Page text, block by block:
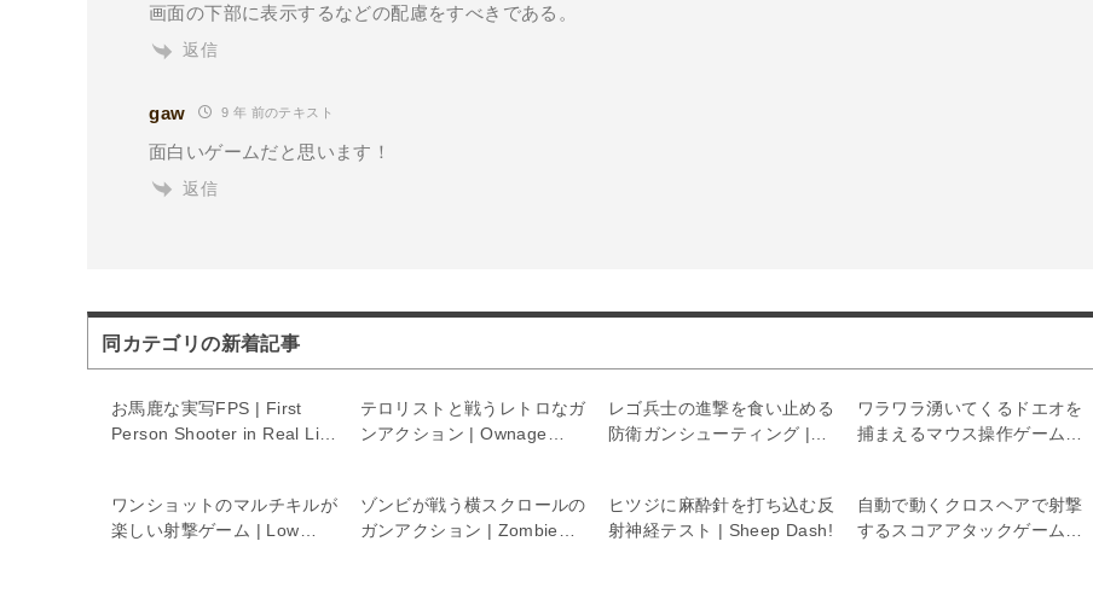
画面の下部に表示するなどの配慮をすべきである。
返信
gaw 9 年 前のテキスト
面白いゲームだと思います！
返信
同カテゴリの新着記事
お馬鹿な実写FPS | First
Person Shooter in Real Life
テロリストと戦うレトロなガ
ンアクション | Ownage
レゴ兵士の進撃を食い止める
防衛ガンシューティング |
ワラワラ湧いてくるドエオを
捕まえるマウス操作ゲーム |
ワンショットのマルチキルが
楽しい射撃ゲーム | Low
ゾンビが戦う横スクロールの
ガンアクション | Zombie
ヒツジに麻酔針を打ち込む反
射神経テスト | Sheep Dash!
自動で動くクロスヘアで射撃
するスコアアタックゲーム |